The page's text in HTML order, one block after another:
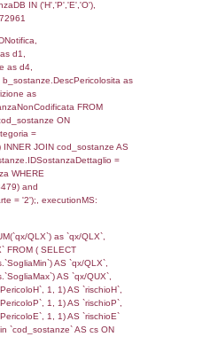
FROM f_territori_limitrofi
ON
=
=
AND
FROM f_territori_limitrofi
ON